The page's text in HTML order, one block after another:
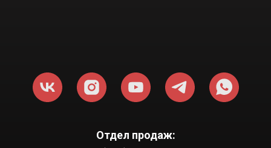
Отдел продаж: